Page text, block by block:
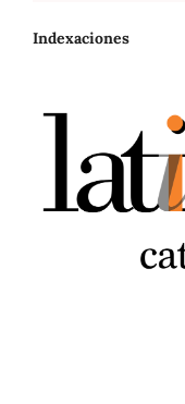
Indexaciones